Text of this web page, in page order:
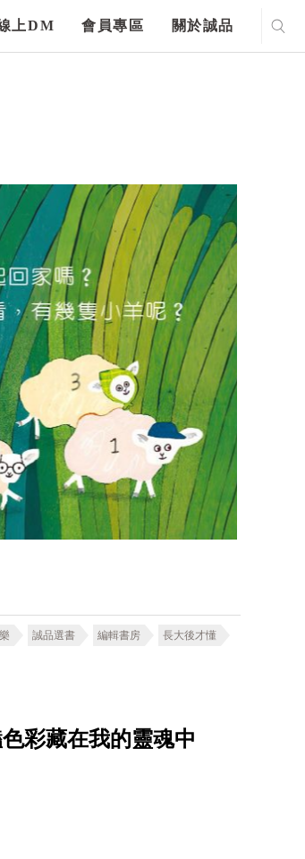
上DM 會員專區 關於誠品
誠品選書 編輯書房 長大後才懂
彩藏在我的靈魂中